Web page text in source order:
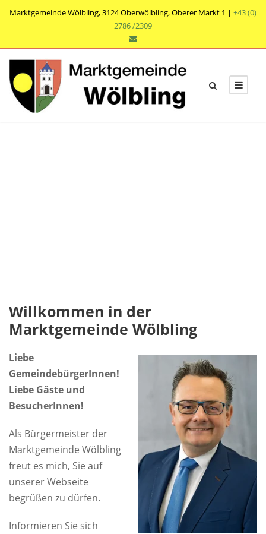
Marktgemeinde Wölbling, 3124 Oberwölbling, Oberer Markt 1 | +43 (0)
2786 /2309
Willkommen in der
Marktgemeinde Wölbling
Liebe
GemeindebürgerInnen!
Liebe Gäste und
BesucherInnen!
Als Bürgermeister der
Marktgemeinde Wölbling
freut es mich, Sie auf
unserer Webseite
begrüßen zu dürfen.
Informieren Sie sich